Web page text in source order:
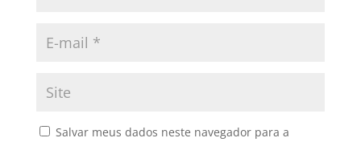
Salvar meus dados neste navegador para a